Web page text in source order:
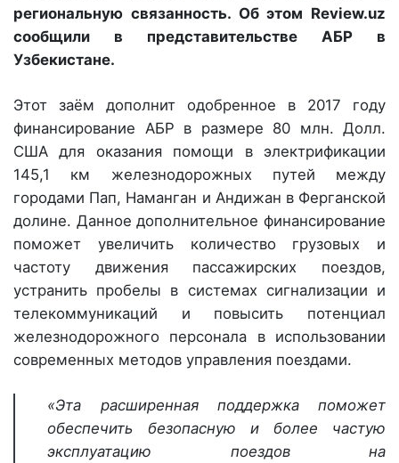
региональную связанность. Об этом Review.uz
сообщили в представительстве АБР в
Узбекистане.
Этот заём дополнит одобренное в 2017 году
финансирование АБР в размере 80 млн. Долл.
США для оказания помощи в электрификации
145,1 км железнодорожных путей между
городами Пап, Наманган и Андижан в Ферганской
долине. Данное дополнительное финансирование
поможет увеличить количество грузовых и
частоту движения пассажирских поездов,
устранить пробелы в системах сигнализации и
телекоммуникаций и повысить потенциал
железнодорожного персонала в использовании
современных методов управления поездами.
«Эта расширенная поддержка поможет
обеспечить безопасную и более частую
эксплуатацию поездов на